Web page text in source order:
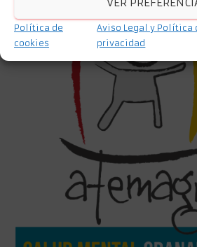
Política de
cookies
Aviso Legal y Política
privacidad